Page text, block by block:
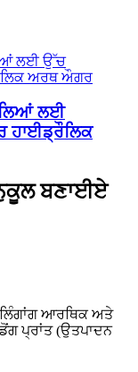
ਲਈ
ਹਾਈਡ੍ਰੌਲਿਕ
ਬਣਾਈਏ
ਲਿੰਗਾਂਗ ਆਰਥਿਕ ਅਤੇ
ਪ੍ਰਾਂਤ (ਉਤਪਾਦਨ